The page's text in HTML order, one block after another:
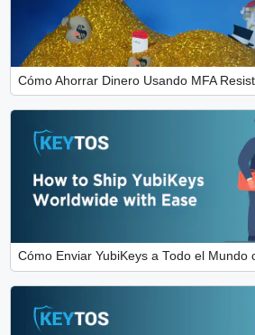
Cómo Ahorrar Dinero Usando MFA
Cómo Enviar YubiKeys a Todo el Mundo